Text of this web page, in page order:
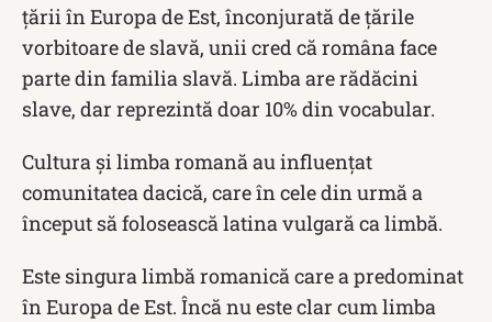
țării în Europa de Est, înconjurată de țările
vorbitoare de slavă, unii cred că româna face
parte din familia slavă. Limba are rădăcini
slave, dar reprezintă doar 10% din vocabular.
Cultura și limba romană au influențat
comunitatea dacică, care în cele din urmă a
început să folosească latina vulgară ca limbă.
Este singura limbă romanică care a predominat
în Europa de Est. Încă nu este clar cum limba